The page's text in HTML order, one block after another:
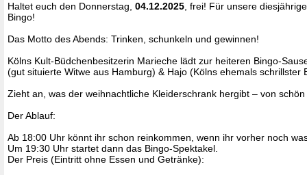
Haltet euch den Donnerstag, 04.12.2025 , frei! Für unsere
Bingo!
Das Motto des Abends: Trinken, schunkeln und gewinnen!
Kölns Kult-Büdchenbesitzerin Marieche lädt zur heiteren Bingo-
(gut situierte Witwe aus Hamburg) & Hajo (Kölns ehemals schrillster
Zieht an, was der weihnachtliche Kleiderschrank hergibt – von
Der Ablauf:
Ab 18:00 Uhr könnt ihr schon reinkommen, wenn ihr vorher noch
Um 19:30 Uhr startet dann das Bingo-Spektakel.
Der Preis (Eintritt ohne Essen und Getränke):